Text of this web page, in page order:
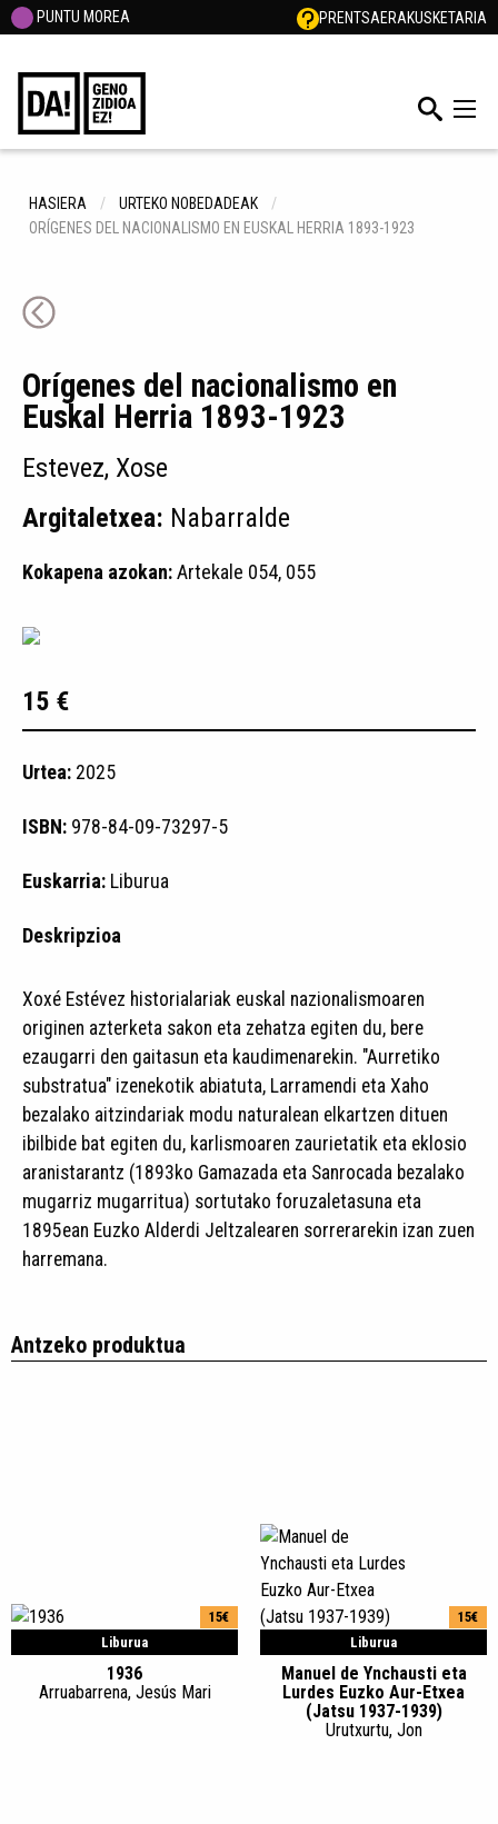
PUNTU MOREA PRENTSAERAKUSKETARIA
HASIERA
URTEKO NOBEDADEAK
ORÍGENES DEL NACIONALISMO EN EUSKAL HERRIA 1893-1923
Orígenes del nacionalismo en
Euskal Herria 1893-1923
Estevez, Xose
Argitaletxea: Nabarralde
Kokapena azokan:Artekale 054, 055
15 €
Urtea: 2025
ISBN: 978-84-09-73297-5
Euskarria: Liburua
Deskripzioa
Xoxé Estévez historialariak euskal nazionalismoaren
originen azterketa sakon eta zehatza egiten du, bere
ezaugarri den gaitasun eta kaudimenarekin. "Aurretiko
substratua" izenekotik abiatuta, Larramendi eta Xaho
bezalako aitzindariak modu naturalean elkartzen dituen
ibilbide bat egiten du, karlismoaren zaurietatik eta eklosio
aranistarantz (1893ko Gamazada eta Sanrocada bezalako
mugarriz mugarritua) sortutako foruzaletasuna eta
1895ean Euzko Alderdi Jeltzalearen sorrerarekin izan zuen
harremana.
Antzeko produktua
Liburua
15€
1936
Arruabarrena, Jesús Mari
Liburua
15€
Manuel de Ynchausti eta
Lurdes Euzko Aur-Etxea
(Jatsu 1937-1939)
Urutxurtu, Jon